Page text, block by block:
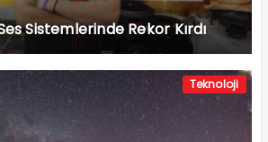
Sistemlerinde Rekor Kırdı
Teknoloji